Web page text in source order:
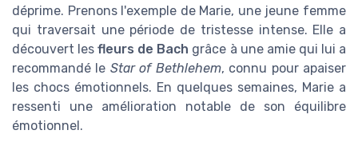
déprime. Prenons l'exemple de Marie, une jeune femme
qui traversait une période de tristesse intense. Elle a
découvert lesfleurs de Bach grâce à une amie qui lui a
recommandé le Star of Bethlehem, connu pour apaiser
les chocs émotionnels. En quelques semaines, Marie a
ressenti une amélioration notable de son équilibre
émotionnel.